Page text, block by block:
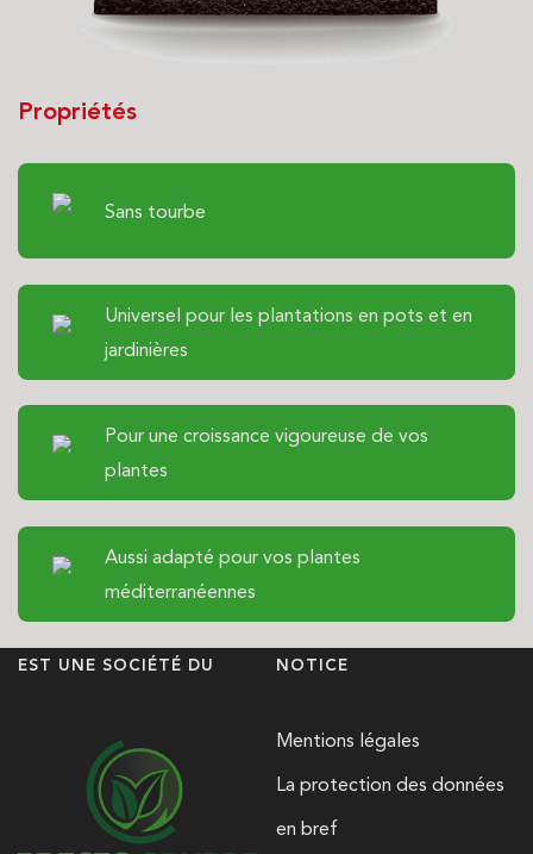
Propriétés
Sans tourbe
Universel pour les plantations en pots et en
jardinières
Pour une croissance vigoureuse de vos
plantes
Aussi adapté pour vos plantes
méditerranéennes
EST UNE SOCIÉTÉ DU NOTICE
Mentions légales
La protection des données
en bref